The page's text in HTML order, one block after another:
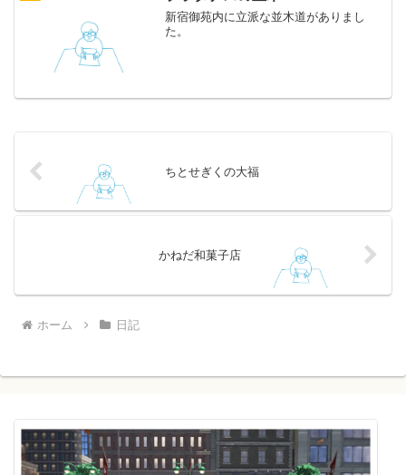
新宿御苑内に立派な並木道がありまし
た。
ちとせぎくの大福
かねだ和菓子店
ホーム 日記